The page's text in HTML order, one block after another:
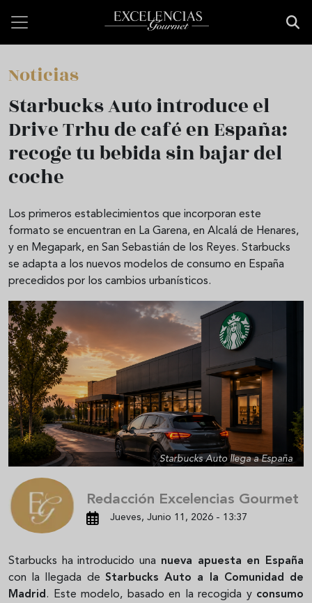
Noticias
Starbucks Auto introduce el
Drive Trhu de café en España:
recoge tu bebida sin bajar del
coche
Los primeros establecimientos que incorporan este
formato se encuentran en La Garena, en Alcalá de Henares,
y en Megapark, en San Sebastián de los Reyes. Starbucks
se adapta a los nuevos modelos de consumo en España
precedidos por los cambios urbanísticos.
Starbucks Auto llega a España
Redacción Excelencias Gourmet
Jueves, Junio 11, 2026 - 13:37
Starbucks ha introducido una nueva apuesta en España
con la llegada de Starbucks Auto a la Comunidad de
Madrid. Este modelo, basado en la recogida y consumo